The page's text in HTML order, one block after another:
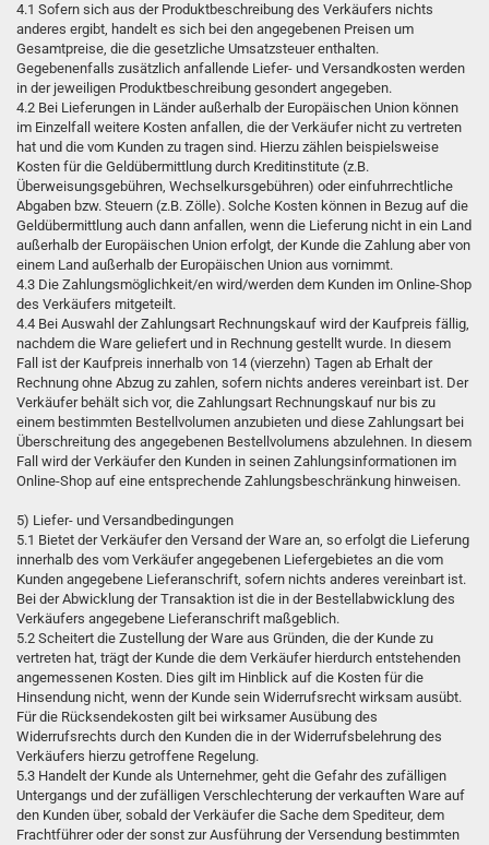
4.1 Sofern sich aus der Produktbeschreibung des Verkäufers nichts
anderes ergibt, handelt es sich bei den angegebenen Preisen um
Gesamtpreise, die die gesetzliche Umsatzsteuer enthalten.
Gegebenenfalls zusätzlich anfallende Liefer- und Versandkosten werden
in der jeweiligen Produktbeschreibung gesondert angegeben.
4.2 Bei Lieferungen in Länder außerhalb der Europäischen Union können
im Einzelfall weitere Kosten anfallen, die der Verkäufer nicht zu vertreten
hat und die vom Kunden zu tragen sind. Hierzu zählen beispielsweise
Kosten für die Geldübermittlung durch Kreditinstitute (z.B.
Überweisungsgebühren, Wechselkursgebühren) oder einfuhrrechtliche
Abgaben bzw. Steuern (z.B. Zölle). Solche Kosten können in Bezug auf die
Geldübermittlung auch dann anfallen, wenn die Lieferung nicht in ein Land
außerhalb der Europäischen Union erfolgt, der Kunde die Zahlung aber von
einem Land außerhalb der Europäischen Union aus vornimmt.
4.3 Die Zahlungsmöglichkeit/en wird/werden dem Kunden im Online-Shop
des Verkäufers mitgeteilt.
4.4 Bei Auswahl der Zahlungsart Rechnungskauf wird der Kaufpreis fällig,
nachdem die Ware geliefert und in Rechnung gestellt wurde. In diesem
Fall ist der Kaufpreis innerhalb von 14 (vierzehn) Tagen ab Erhalt der
Rechnung ohne Abzug zu zahlen, sofern nichts anderes vereinbart ist. Der
Verkäufer behält sich vor, die Zahlungsart Rechnungskauf nur bis zu
einem bestimmten Bestellvolumen anzubieten und diese Zahlungsart bei
Überschreitung des angegebenen Bestellvolumens abzulehnen. In diesem
Fall wird der Verkäufer den Kunden in seinen Zahlungsinformationen im
Online-Shop auf eine entsprechende Zahlungsbeschränkung hinweisen.
5) Liefer- und Versandbedingungen
5.1 Bietet der Verkäufer den Versand der Ware an, so erfolgt die Lieferung
innerhalb des vom Verkäufer angegebenen Liefergebietes an die vom
Kunden angegebene Lieferanschrift, sofern nichts anderes vereinbart ist.
Bei der Abwicklung der Transaktion ist die in der Bestellabwicklung des
Verkäufers angegebene Lieferanschrift maßgeblich.
5.2 Scheitert die Zustellung der Ware aus Gründen, die der Kunde zu
vertreten hat, trägt der Kunde die dem Verkäufer hierdurch entstehenden
angemessenen Kosten. Dies gilt im Hinblick auf die Kosten für die
Hinsendung nicht, wenn der Kunde sein Widerrufsrecht wirksam ausübt.
Für die Rücksendekosten gilt bei wirksamer Ausübung des
Widerrufsrechts durch den Kunden die in der Widerrufsbelehrung des
Verkäufers hierzu getroffene Regelung.
5.3 Handelt der Kunde als Unternehmer, geht die Gefahr des zufälligen
Untergangs und der zufälligen Verschlechterung der verkauften Ware auf
den Kunden über, sobald der Verkäufer die Sache dem Spediteur, dem
Frachtführer oder der sonst zur Ausführung der Versendung bestimmten